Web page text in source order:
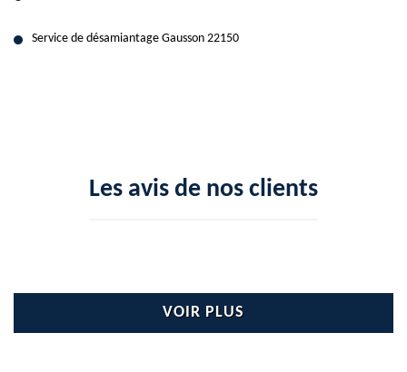
Service de désamiantage Gausson 22150
Les avis de nos clients
VOIR PLUS